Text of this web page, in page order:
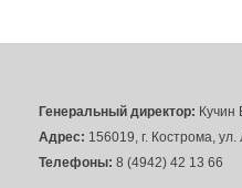
Генеральный директор: Кучин
Адрес: 156019, г. Кострома,
Телефоны: 8 (4942) 42 13 66